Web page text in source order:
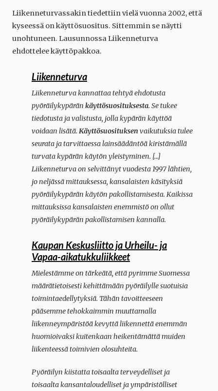
Liikenneturvassakin tiedettiin vielä vuonna 2002, että
kyseessä on käyttösuositus. Sittemmin se näytti
unohtuneen. Lausunnossa Liikenneturva
ehdottelee käyttöpakkoa.
Liikenneturva
Liikenneturva kannattaa tehtyä ehdotusta
pyöräilykypärän käyttösuosituksesta. Se tukee
tiedotusta ja valistusta, jolla kypärän käyttöä
voidaan lisätä. Käyttösuosituksen vaikutuksia tulee
seurata ja tarvittaessa lainsäädäntöä kiristämällä
turvata kypärän käytön yleistyminen. […]
Liikenneturva on selvittänyt vuodesta 1997 lähtien,
jo neljässä mittauksessa, kansalaisten käsityksiä
pyöräilykypärän käytön pakollistamisesta. Kaikissa
mittauksissa kansalaisten enemmistö on ollut
pyöräilykypärän pakollistamisen kannalla.
Kaupan Keskusliitto ja Urheilu- ja
Vapaa-aikatukkuliikkeet
Mielestämme on tärkeätä, että pyrimme Suomessa
määrätietoisesti kehittämään pyöräilylle suotuisia
toimintaedellytyksiä. Tähän tavoitteeseen
pääsemme tehokkaimmin muuttamalla
liikenneympäristöä kevyttä liikennettä enemmän
huomioivaksi kuitenkaan heikentämättä muiden
liikenteessä toimivien olosuhteita.
Pyöräilyn kiistatta toisaalta terveydelliset ja
toisaalta kansantaloudelliset ja ympäristölliset